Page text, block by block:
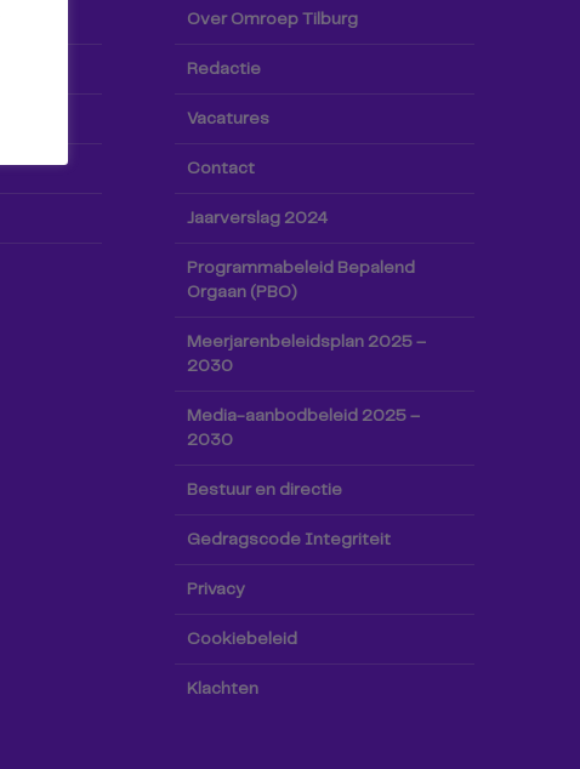
Over Omroep Tilburg
Redactie
Vacatures
Contact
Jaarverslag 2024
Programmabeleid Bepalend
Orgaan (PBO)
Meerjarenbeleidsplan 2025 –
2030
Media-aanbodbeleid 2025 –
2030
Bestuur en directie
Gedragscode Integriteit
Privacy
Cookiebeleid
Klachten